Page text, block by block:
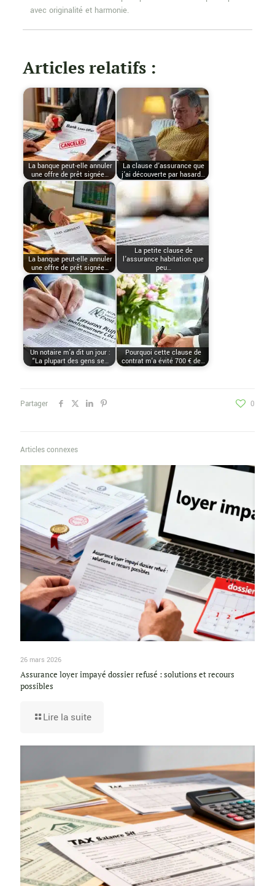
avec originalité et harmonie.
Articles relatifs :
La banque peut-elle annuler
une offre de prêt signée…
La clause d’assurance que
j’ai découverte par hasard…
La banque peut-elle annuler
une offre de prêt signée…
La petite clause de
l’assurance habitation que
peu…
Un notaire m’a dit un jour :
“La plupart des gens se…
Pourquoi cette clause de
contrat m’a évité 700 € de…
Partager 0
Articles connexes
26 mars 2026
Assurance loyer impayé dossier refusé : solutions et recours
possibles
Lire la suite